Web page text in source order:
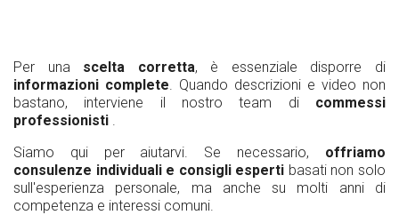
Per una scelta corretta, è essenziale disporre di
informazioni complete. Quando descrizioni e video non
bastano, interviene il nostro team di commessi
professionisti .
Siamo qui per aiutarvi. Se necessario, offriamo
consulenze individuali e consigli esperti basati non solo
sull'esperienza personale, ma anche su molti anni di
competenza e interessi comuni.